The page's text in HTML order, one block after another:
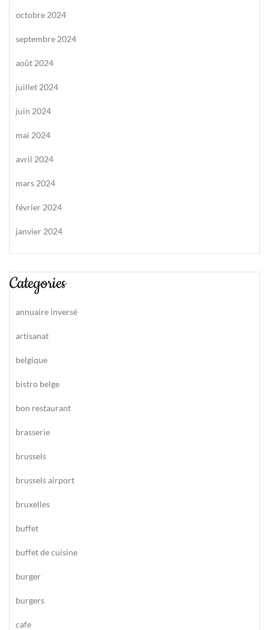
octobre 2024
septembre 2024
août 2024
juillet 2024
juin 2024
mai 2024
avril 2024
mars 2024
février 2024
janvier 2024
Categories
annuaire inversé
artisanat
belgique
bistro belge
bon restaurant
brasserie
brussels
brussels airport
bruxelles
buffet
buffet de cuisine
burger
burgers
cafe